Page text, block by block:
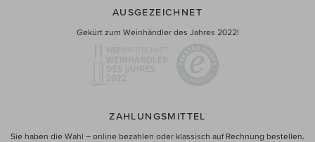
AUSGEZEICHNET
Gekürt zum Weinhändler des Jahres 2022!
ZAHLUNGSMITTEL
Sie haben die Wahl – online bezahlen oder klassisch auf Rechnung bestellen.